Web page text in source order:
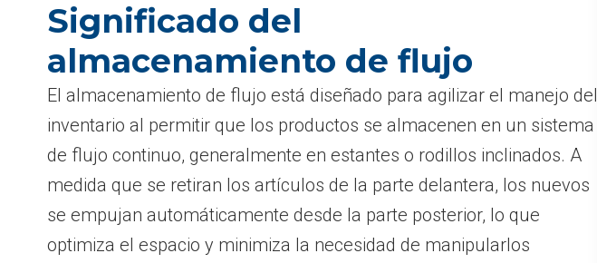
Significado del
almacenamiento de flujo
El almacenamiento de flujo está diseñado para agilizar el manejo del
inventario al permitir que los productos se almacenen en un sistema
de flujo continuo, generalmente en estantes o rodillos inclinados. A
medida que se retiran los artículos de la parte delantera, los nuevos
se empujan automáticamente desde la parte posterior, lo que
optimiza el espacio y minimiza la necesidad de manipularlos